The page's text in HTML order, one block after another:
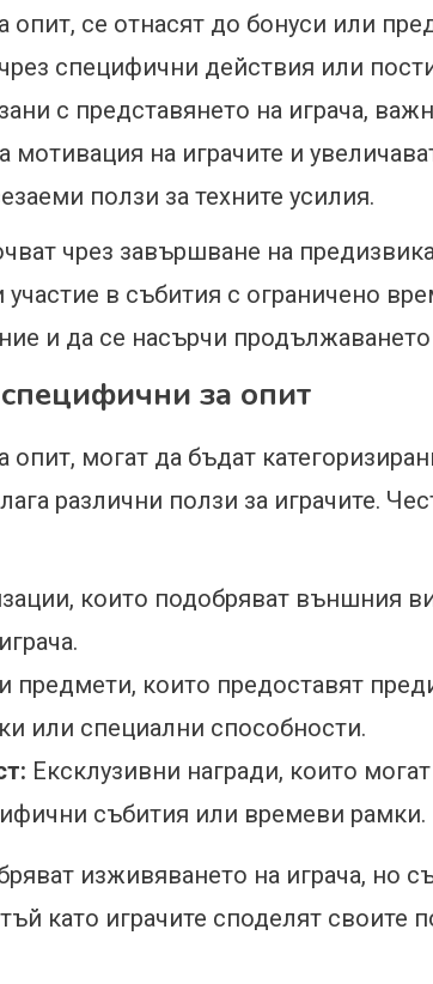
опит, се отнасят до бонуси или
специфични действия или
с представянето на играча,
мотивация на играчите и
ползи за техните усилия.
чрез завършване на
в събития с ограничено
и да се насърчи продължаването
за опит
могат да бъдат
различни ползи за играчите.
които подобряват външния
предмети, които предоставят
или специални способности.
Ексклузивни награди, които
събития или времеви рамки.
изживяването на играча, но
като играчите споделят своите